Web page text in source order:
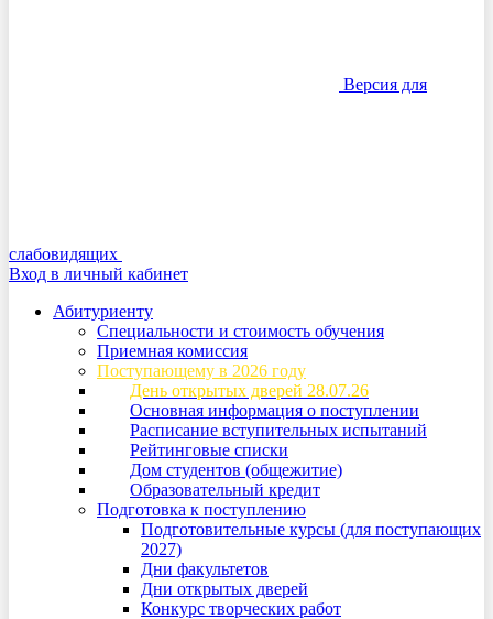
Версия для
слабовидящих
Вход в личный кабинет
Абитуриенту
Специальности и стоимость обучения
Приемная комиссия
Поступающему в 2026 году
День открытых дверей 28.07.26
Основная информация о поступлении
Расписание вступительных испытаний
Рейтинговые списки
Дом студентов (общежитие)
Образовательный кредит
Подготовка к поступлению
Подготовительные курсы (для поступающих
2027)
Дни факультетов
Дни открытых дверей
Конкурс творческих работ